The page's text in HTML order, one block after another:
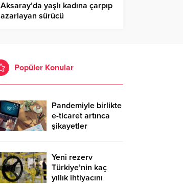
Aksaray’da yaşlı kadına çarpıp
azarlayan sürücü
Popüler Konular
Pandemiyle birlikte
e-ticaret artınca
şikayetler
Yeni rezerv
Türkiye’nin kaç
yıllık ihtiyacını